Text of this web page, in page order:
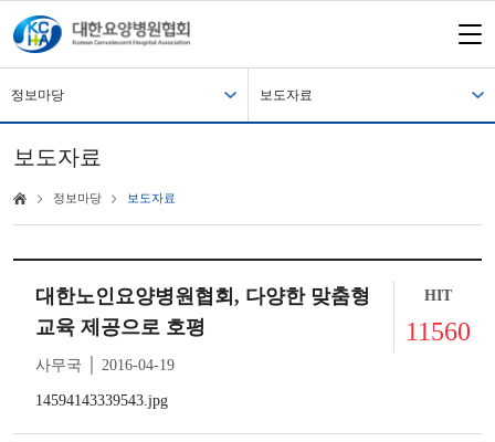
정보마당 보도자료
보도자료
정보마당 보도자료
대한노인요양병원협회, 다양한 맞춤형
교육 제공으로 호평
사무국 │ 2016-04-19
14594143339543.jpg
HIT
11560